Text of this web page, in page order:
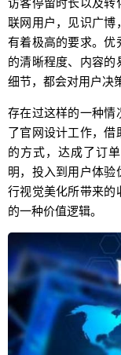
访客停留时长以及转
联网用户，见识广博
有着极高的要求。优
的清晰程度、内容
细节，都会对用户决
存在过这样的一种情
了官网设计工作，
的方式，达成了订
明，投入到用户体
行视觉美化所带来的
的一种价值逻辑。